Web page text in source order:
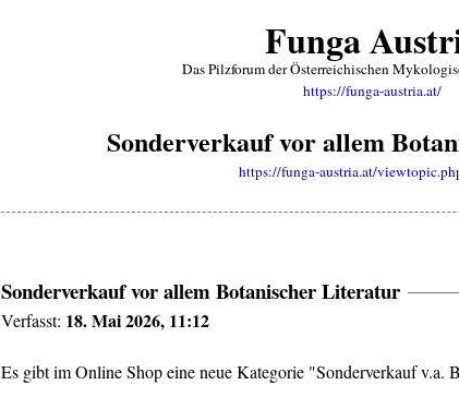
Funga
Das Pilzforum der Österreichischen
https://funga-austria.at/
Sonderverkauf vor allem
https://funga-austria.at/
Sonderverkauf vor allem Botanischer Literatur
Verfasst: 18. Mai 2026, 11:12
Es gibt im Online Shop eine neue Kategorie "Sonderverkauf v.a.